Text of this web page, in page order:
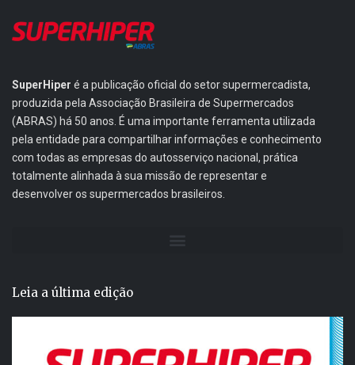
SuperHiper é a publicação oficial do setor supermercadista,
produzida pela Associação Brasileira de Supermercados
(ABRAS) há 50 anos. É uma importante ferramenta utilizada
pela entidade para compartilhar informações e conhecimento
com todas as empresas do autosserviço nacional, prática
totalmente alinhada à sua missão de representar e
desenvolver os supermercados brasileiros.
Leia a última edição